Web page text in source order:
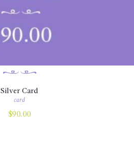
Silver Card
card
$90.00